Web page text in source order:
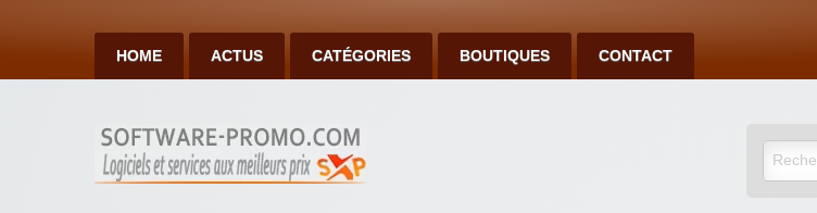
HOME ACTUS CATÉGORIES BOUTIQUES CONTACT